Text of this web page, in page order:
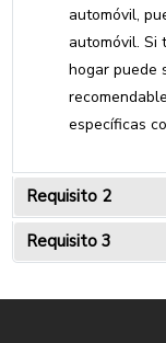
automóvil,
automóvil. Si
hogar puede
específicas
Requisito 2
Requisito 3